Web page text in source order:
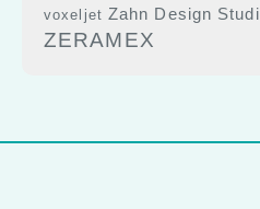
voxeljet Zahn Design
ZERAMEX